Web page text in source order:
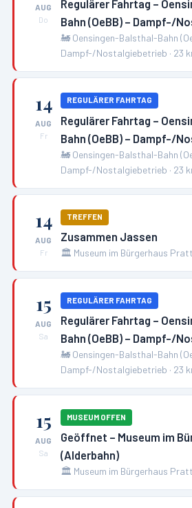
AUG
Do
Regulärer Fahrtag –
Bahn (OeBB) – Dampf-/
🚂 Oensingen-Balsthal-Bahn
Dampf-/Nostalgiebetrieb · 23
14
AUG
Fr
REGULÄRER FAHRTAG
Regulärer Fahrtag –
Bahn (OeBB) – Dampf-/
🚂 Oensingen-Balsthal-Bahn
Dampf-/Nostalgiebetrieb · 23
14
AUG
Fr
TREFFEN
Zusammen Jassen
🏛️ Museum im Bürgerhaus
15
AUG
Sa
REGULÄRER FAHRTAG
Regulärer Fahrtag –
Bahn (OeBB) – Dampf-/
🚂 Oensingen-Balsthal-Bahn
Dampf-/Nostalgiebetrieb · 23
15
AUG
Sa
MUSEUM OFFEN
Geöffnet – Museum im
(Alderbahn)
🏛️ Museum im Bürgerhaus